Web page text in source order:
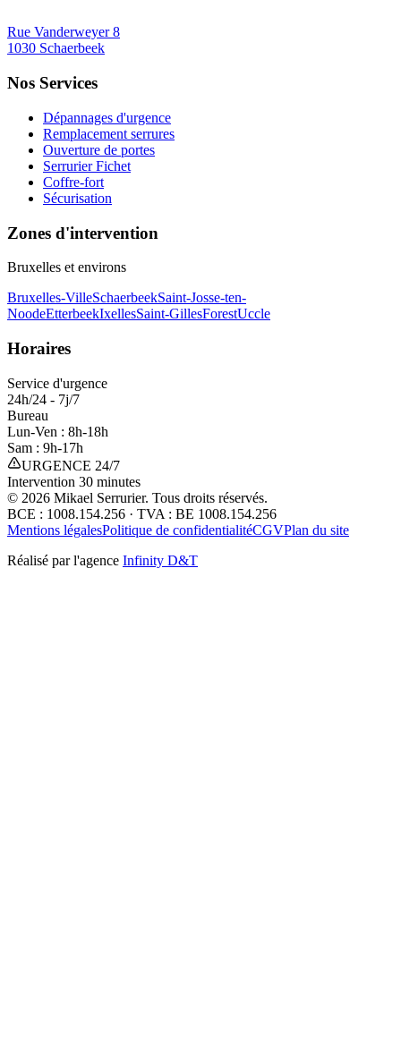
Rue Vanderweyer 8
1030 Schaerbeek
Nos Services
Dépannages d'urgence
Remplacement serrures
Ouverture de portes
Serrurier Fichet
Coffre-fort
Sécurisation
Zones d'intervention
Bruxelles et environs
Bruxelles-VilleSchaerbeekSaint-Josse-ten-
NoodeEtterbeekIxellesSaint-GillesForestUccle
Horaires
Service d'urgence
24h/24 - 7j/7
Bureau
Lun-Ven : 8h-18h
Sam : 9h-17h
URGENCE 24/7
Intervention 30 minutes
© 2026 Mikael Serrurier. Tous droits réservés.
BCE : 1008.154.256 · TVA : BE 1008.154.256
Mentions légalesPolitique de confidentialitéCGVPlan du site
Réalisé par l'agence Infinity D&T